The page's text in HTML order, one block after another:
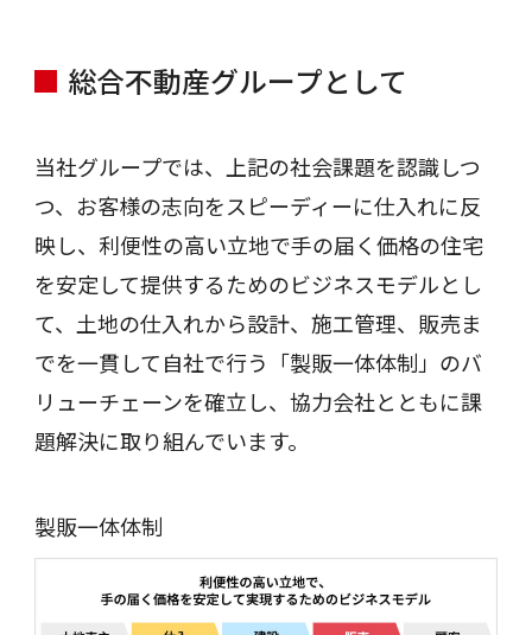
総合不動産グループとして
当社グループでは、上記の社会課題を認識しつ
つ、お客様の志向をスピーディーに仕入れに反
映し、利便性の高い立地で手の届く価格の住宅
を安定して提供するためのビジネスモデルとし
て、土地の仕入れから設計、施工管理、販売ま
でを一貫して自社で行う「製販一体体制」のバ
リューチェーンを確立し、協力会社とともに課
題解決に取り組んでいます。
製販一体体制